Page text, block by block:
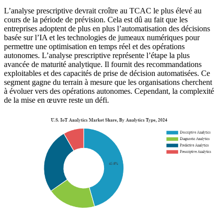
L’analyse prescriptive devrait croître au TCAC le plus élevé au
cours de la période de prévision. Cela est dû au fait que les
entreprises adoptent de plus en plus l’automatisation des décisions
basée sur l’IA et les technologies de jumeaux numériques pour
permettre une optimisation en temps réel et des opérations
autonomes. L’analyse prescriptive représente l’étape la plus
avancée de maturité analytique. Il fournit des recommandations
exploitables et des capacités de prise de décision automatisées. Ce
segment gagne du terrain à mesure que les organisations cherchent
à évoluer vers des opérations autonomes. Cependant, la complexité
de la mise en œuvre reste un défi.